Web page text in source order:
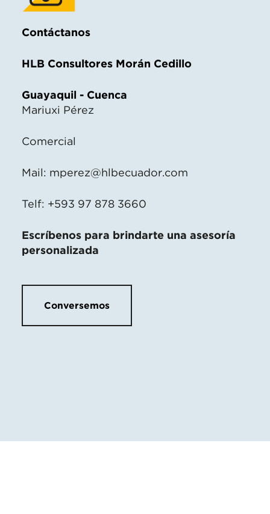
Contáctanos
HLB Consultores Morán Cedillo
Guayaquil - Cuenca
Mariuxi Pérez
Comercial
Mail: mperez@hlbecuador.com
Telf: +593 97 878 3660
Escríbenos para brindarte una asesoría
personalizada
Conversemos